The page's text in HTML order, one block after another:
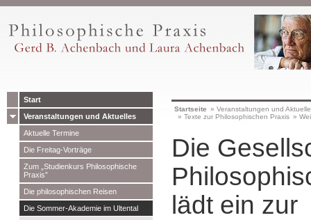
Start
Veranstaltungen und Aktuelles
Aktuelle Termine
Die Freitag-Vorträge
Zum „Studienkurs Philosophische
Praxis”
Die philosophischen Reisen
Die Sommer-Akademie im Ultental
Startseite » Veranstaltungen und
» Texte zur Philosophischen Praxis »
Die
lädt ein zur